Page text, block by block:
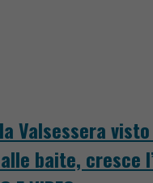
Valsessera
baite, cresce